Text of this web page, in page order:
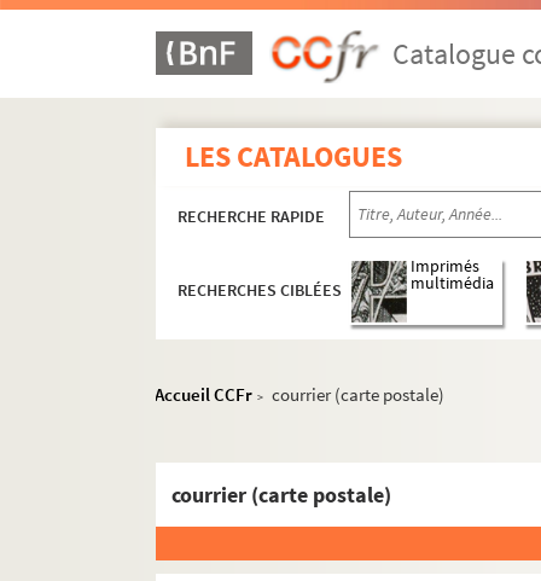
Catalogue
LES CATALOGUES
RECHERCHE RAPIDE
RECHERCHES CIBLÉES
Imprimés
multimédia
Accueil CCFr > courrier (carte postale)
courrier (carte postale)